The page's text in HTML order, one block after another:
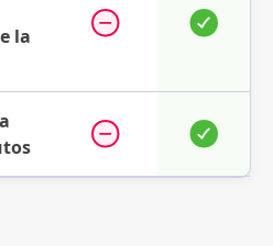
la